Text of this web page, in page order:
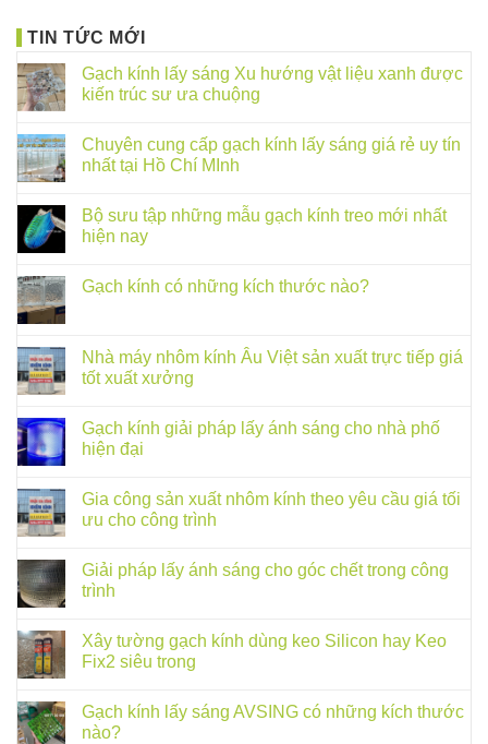
TIN TỨC MỚI
Gạch kính lấy sáng Xu hướng vật liệu xanh được
kiến trúc sư ưa chuộng
Chuyên cung cấp gạch kính lấy sáng giá rẻ uy tín
nhất tại Hồ Chí MInh
Bộ sưu tập những mẫu gạch kính treo mới nhất
hiện nay
Gạch kính có những kích thước nào?
Nhà máy nhôm kính Âu Việt sản xuất trực tiếp giá
tốt xuất xưởng
Gạch kính giải pháp lấy ánh sáng cho nhà phố
hiện đại
Gia công sản xuất nhôm kính theo yêu cầu giá tối
ưu cho công trình
Giải pháp lấy ánh sáng cho góc chết trong công
trình
Xây tường gạch kính dùng keo Silicon hay Keo
Fix2 siêu trong
Gạch kính lấy sáng AVSING có những kích thước
nào?